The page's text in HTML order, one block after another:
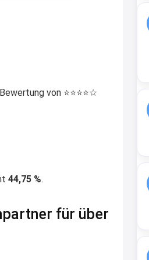
von ⭐️⭐️⭐️⭐️☆
44,75 %.
für über